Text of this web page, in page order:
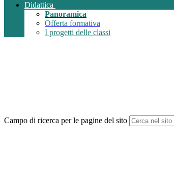
Didattica
Panoramica
Offerta formativa
I progetti delle classi
Campo di ricerca per le pagine del sito